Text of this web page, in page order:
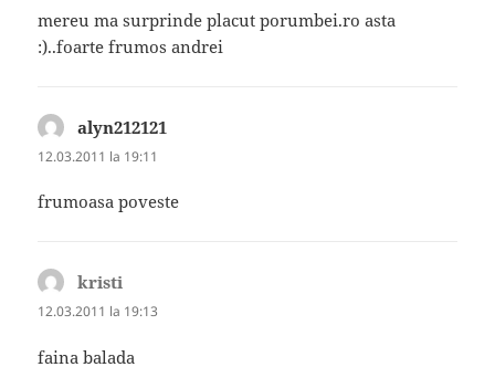
mereu ma surprinde placut porumbei.ro asta
:)..foarte frumos andrei
alyn212121
12.03.2011 la 19:11
frumoasa poveste
kristi
12.03.2011 la 19:13
faina balada